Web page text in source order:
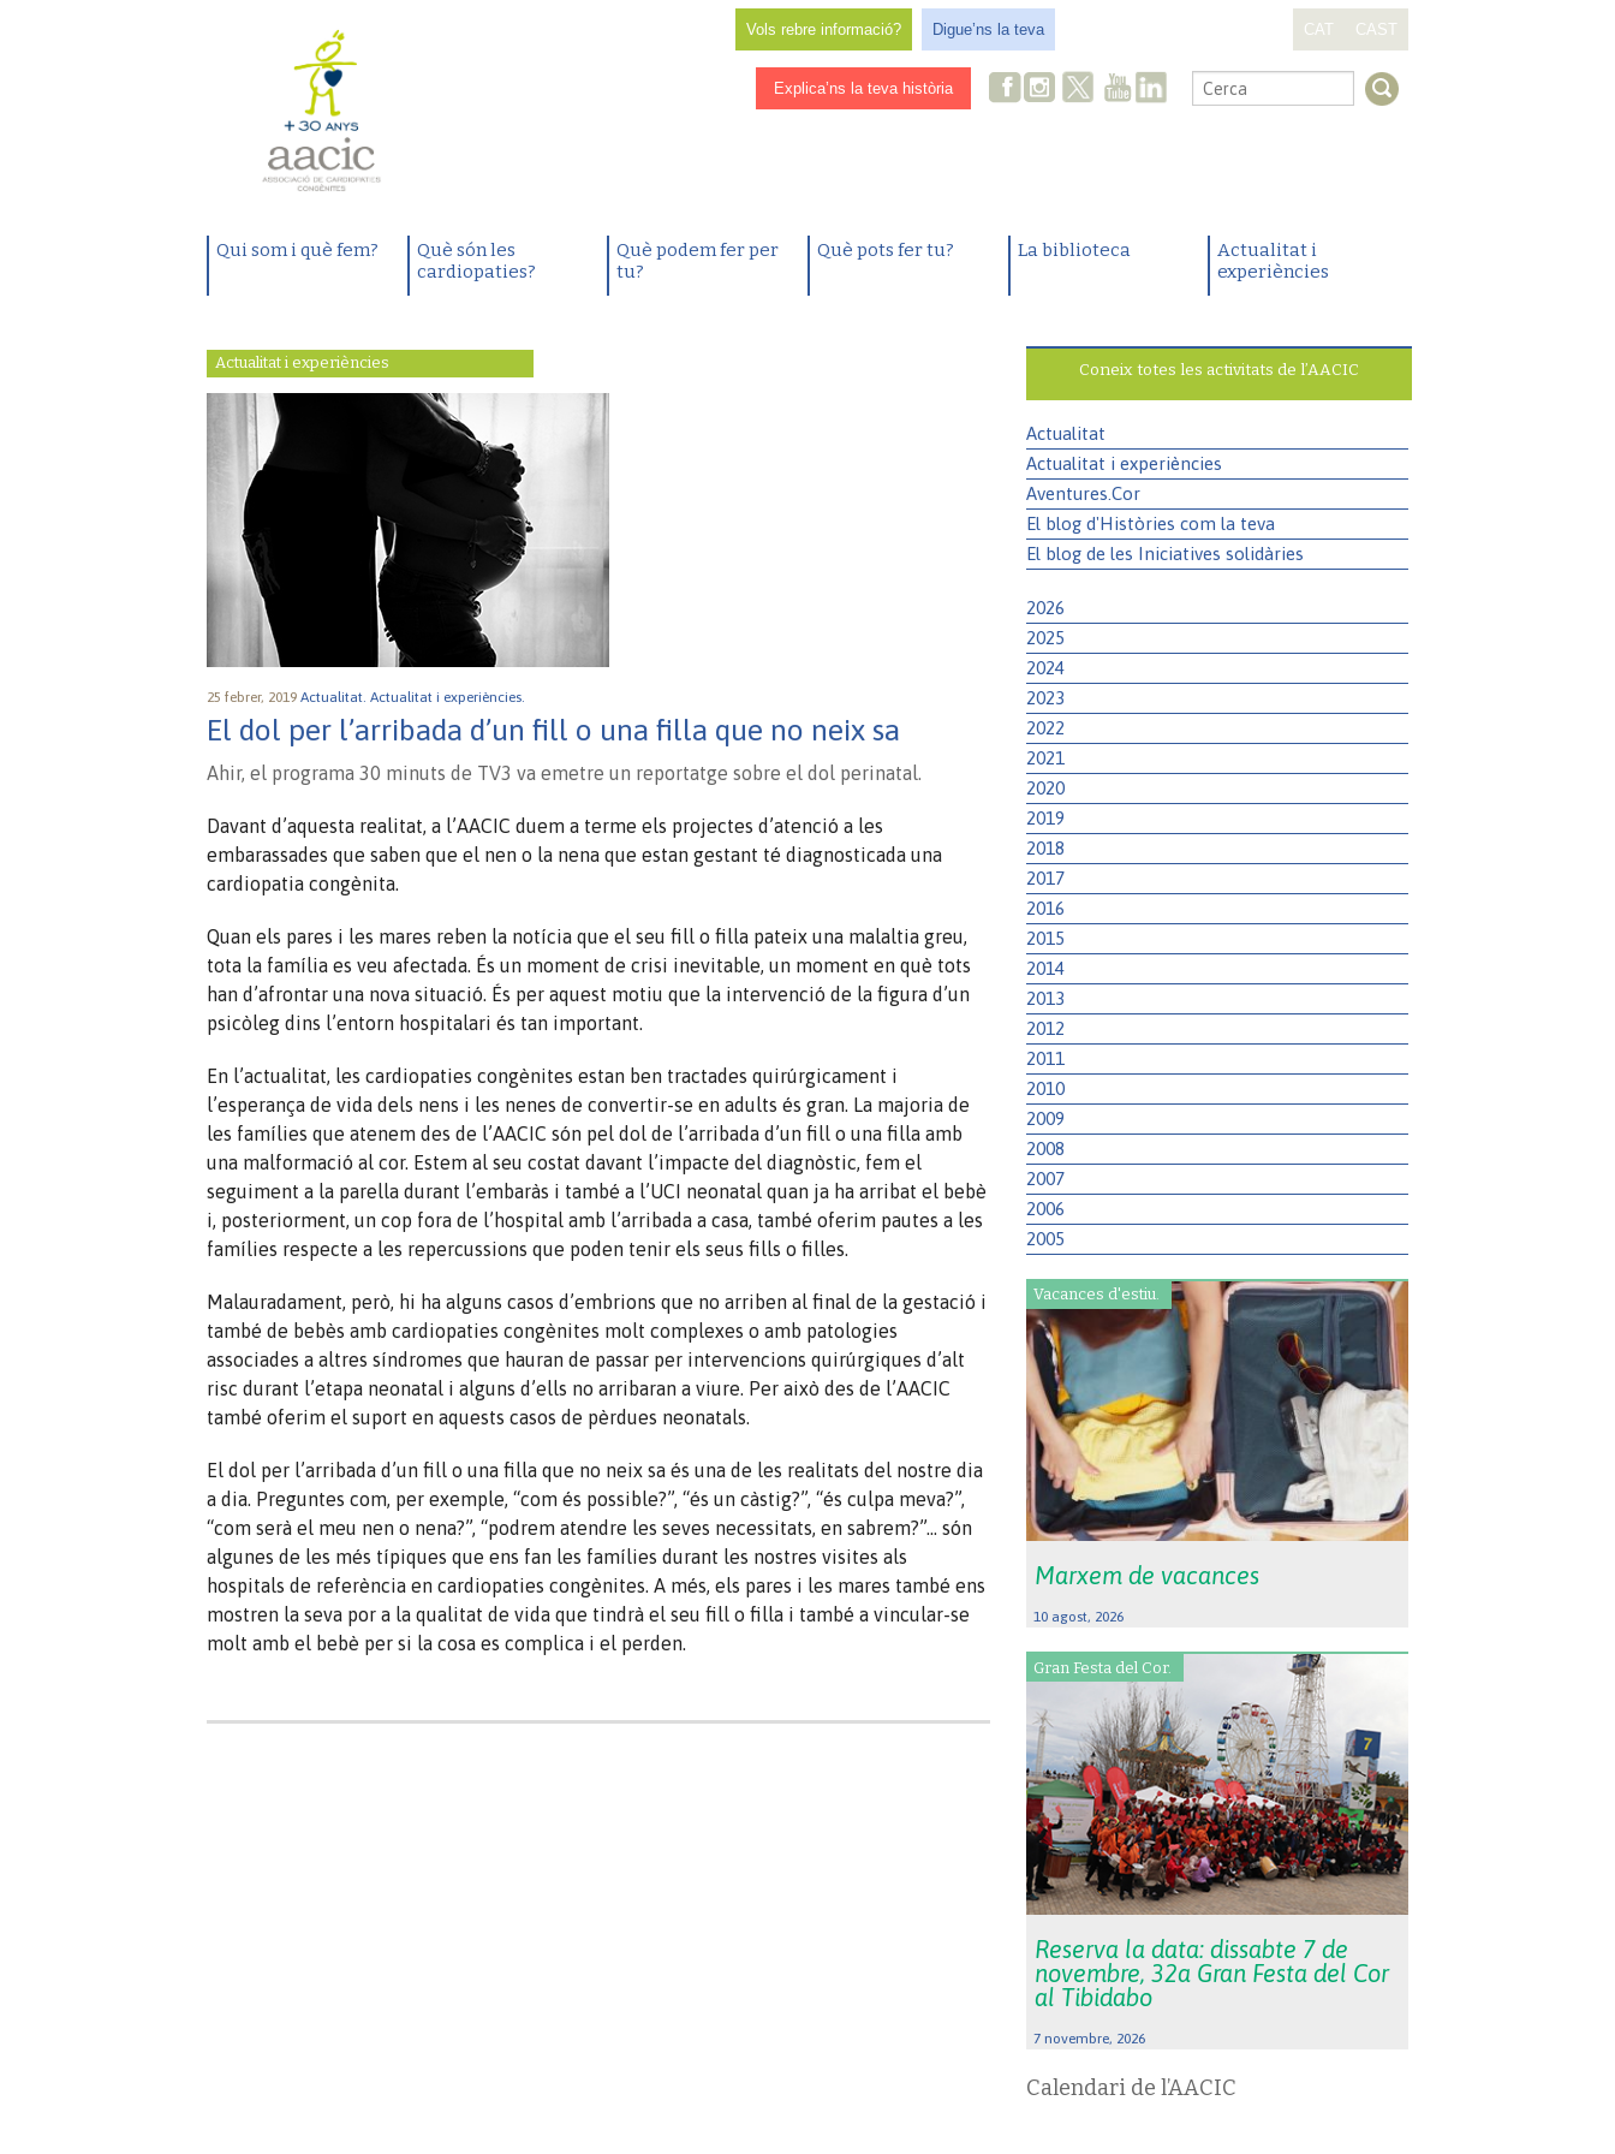
Vols rebre informació? Digue’ns la teva CAT CAST
Explica’ns la teva història .
Qui som i què fem?
Què són les
cardiopaties?
Què podem fer per
tu?
Què pots fer tu? La biblioteca
Actualitat i
experiències
Actualitat i experiències
25 febrer, 2019 Actualitat. Actualitat i experiències.
El dol per l’arribada d’un fill o una filla que no neix sa
Ahir, el programa 30 minuts de TV3 va emetre un reportatge sobre el dol perinatal.
Davant d’aquesta realitat, a l’AACIC duem a terme els projectes d’atenció a les
embarassades que saben que el nen o la nena que estan gestant té diagnosticada una
cardiopatia congènita.
Quan els pares i les mares reben la notícia que el seu fill o filla pateix una malaltia greu,
tota la família es veu afectada. És un moment de crisi inevitable, un moment en què tots
han d’afrontar una nova situació. És per aquest motiu que la intervenció de la figura d’un
psicòleg dins l’entorn hospitalari és tan important.
En l’actualitat, les cardiopaties congènites estan ben tractades quirúrgicament i
l’esperança de vida dels nens i les nenes de convertir-se en adults és gran. La majoria de
les famílies que atenem des de l’AACIC són pel dol de l’arribada d’un fill o una filla amb
una malformació al cor. Estem al seu costat davant l’impacte del diagnòstic, fem el
seguiment a la parella durant l’embaràs i també a l’UCI neonatal quan ja ha arribat el bebè
i, posteriorment, un cop fora de l’hospital amb l’arribada a casa, també oferim pautes a les
famílies respecte a les repercussions que poden tenir els seus fills o filles.
Malauradament, però, hi ha alguns casos d’embrions que no arriben al final de la gestació i
també de bebès amb cardiopaties congènites molt complexes o amb patologies
associades a altres síndromes que hauran de passar per intervencions quirúrgiques d’alt
risc durant l’etapa neonatal i alguns d’ells no arribaran a viure. Per això des de l’AACIC
també oferim el suport en aquests casos de pèrdues neonatals.
El dol per l’arribada d’un fill o una filla que no neix sa és una de les realitats del nostre dia
a dia. Preguntes com, per exemple, “com és possible?”, “és un càstig?”, “és culpa meva?”,
“com serà el meu nen o nena?”, “podrem atendre les seves necessitats, en sabrem?”… són
algunes de les més típiques que ens fan les famílies durant les nostres visites als
hospitals de referència en cardiopaties congènites. A més, els pares i les mares també ens
mostren la seva por a la qualitat de vida que tindrà el seu fill o filla i també a vincular-se
molt amb el bebè per si la cosa es complica i el perden.
Coneix totes les activitats de l’AACIC
Actualitat
Actualitat i experiències
Aventures.Cor
El blog d'Històries com la teva
El blog de les Iniciatives solidàries
2026
2025
2024
2023
2022
2021
2020
2019
2018
2017
2016
2015
2014
2013
2012
2011
2010
2009
2008
2007
2006
2005
Vacances d'estiu.
Marxem de vacances
10 agost, 2026
Gran Festa del Cor.
Reserva la data: dissabte 7 de
novembre, 32a Gran Festa del Cor
al Tibidabo
7 novembre, 2026
Calendari de l’AACIC